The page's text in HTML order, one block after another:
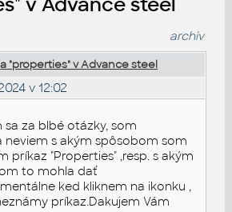
archiv
"properties" v Advance steel
v 12:02
za blbé otázky, som
neviem s akým spôsobom som
príkaz "Properties" ,resp. s akým
to mohla dať
ked kliknem na ikonku ,
príkaz.Dakujem Vám